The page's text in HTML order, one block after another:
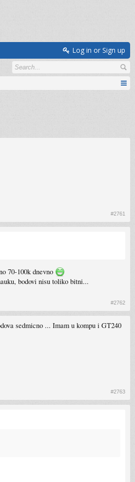
Log in or Sign up
#2761
70-100k dnevno
bodovi nisu toliko bitni...
#2762
sedmicno ... Imam u kompu i GT240
#2763